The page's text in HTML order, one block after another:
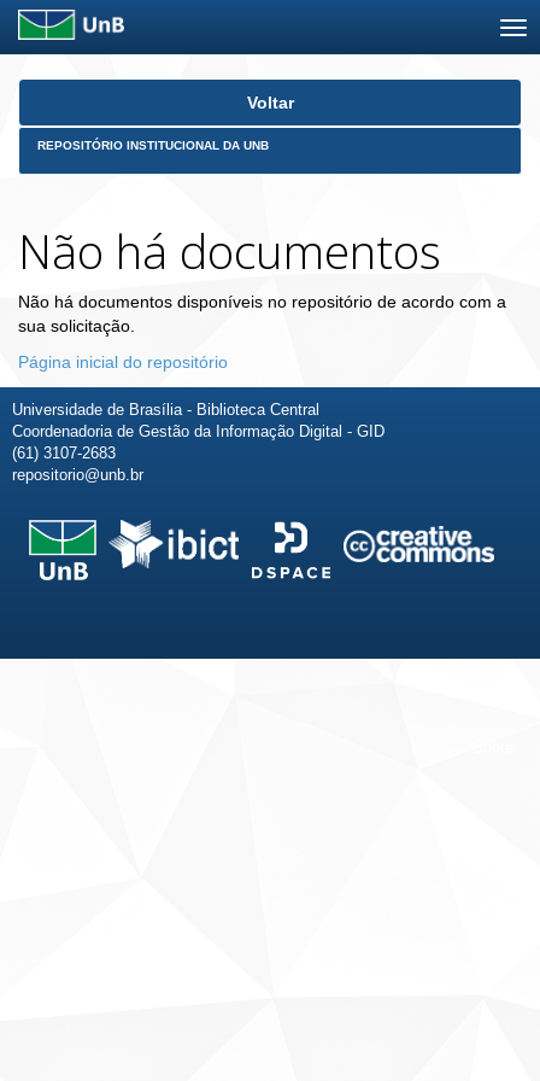
Skip
Voltar
REPOSITÓRIO INSTITUCIONAL DA UNB
Não há documentos
Não há documentos disponíveis no repositório de acordo com a
sua solicitação.
Página inicial do repositório
Universidade de Brasília - Biblioteca Central
Coordenadoria de Gestão da Informação Digital - GID
(61) 3107-2683
repositorio@unb.br